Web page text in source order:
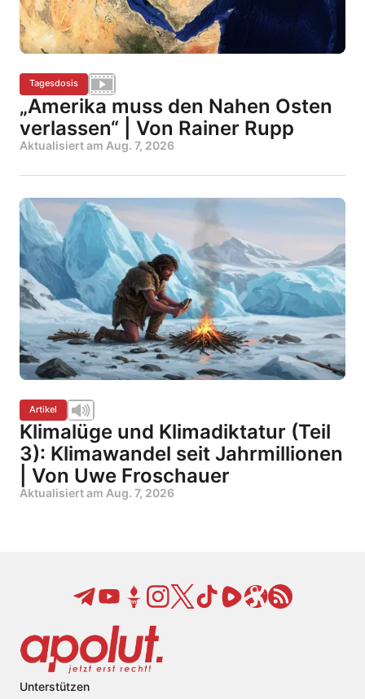
Tagesdosis
„Amerika muss den Nahen Osten
verlassen“ | Von Rainer Rupp
Aktualisiert am Aug. 7, 2026
Artikel
Klimalüge und Klimadiktatur (Teil
3): Klimawandel seit Jahrmillionen
| Von Uwe Froschauer
Aktualisiert am Aug. 7, 2026
Unterstützen